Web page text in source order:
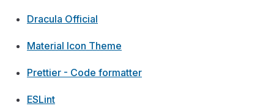
Dracula Official
Material Icon Theme
Prettier - Code formatter
ESLint